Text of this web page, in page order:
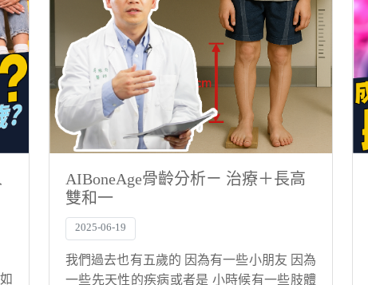
AIBoneAge骨齡分析ㄧ 治療＋長高
雙和一
2025-06-19
我們過去也有五歲的 因為有一些小朋友 因為
一些先天性的疾病或者是 小時候有一些肢體